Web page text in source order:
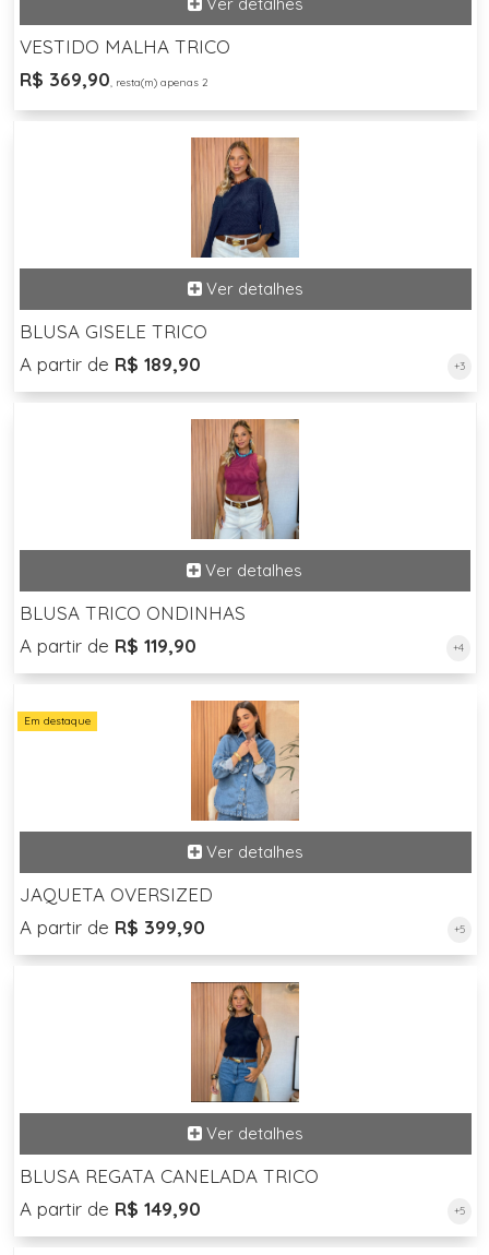
VESTIDO MALHA TRICO
R$ 369,90, resta(m) apenas 2
BLUSA GISELE TRICO
A partir de R$ 189,90 +3
BLUSA TRICO ONDINHAS
A partir de R$ 119,90 +4
Em destaque
JAQUETA OVERSIZED
A partir de R$ 399,90 +5
BLUSA REGATA CANELADA TRICO
A partir de R$ 149,90 +5